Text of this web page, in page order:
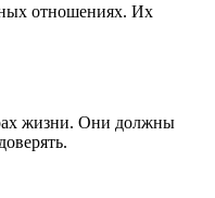
отношениях. Их
жизни. Они должны